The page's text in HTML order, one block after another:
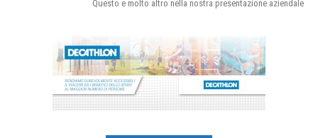
Questo e molto altro nella nostra presentazione aziendale